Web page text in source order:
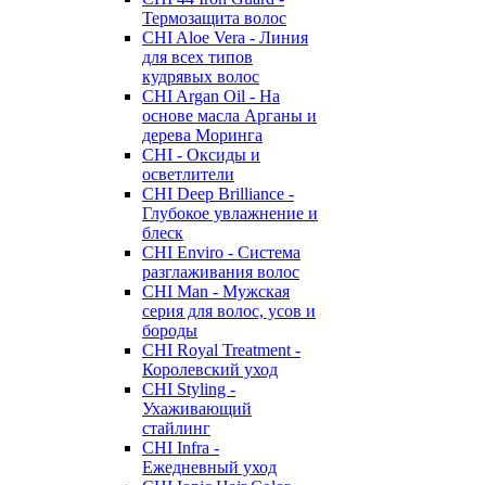
Термозащита волос
CHI Aloe Vera - Линия
для всех типов
кудрявых волос
CHI Argan Oil - На
основе масла Арганы и
дерева Моринга
CHI - Оксиды и
осветлители
CHI Deep Brilliance -
Глубокое увлажнение и
блеск
CHI Enviro - Система
разглаживания волос
CHI Man - Мужская
серия для волос, усов и
бороды
CHI Royal Treatment -
Королевский уход
CHI Styling -
Ухаживающий
стайлинг
CHI Infra -
Ежедневный уход